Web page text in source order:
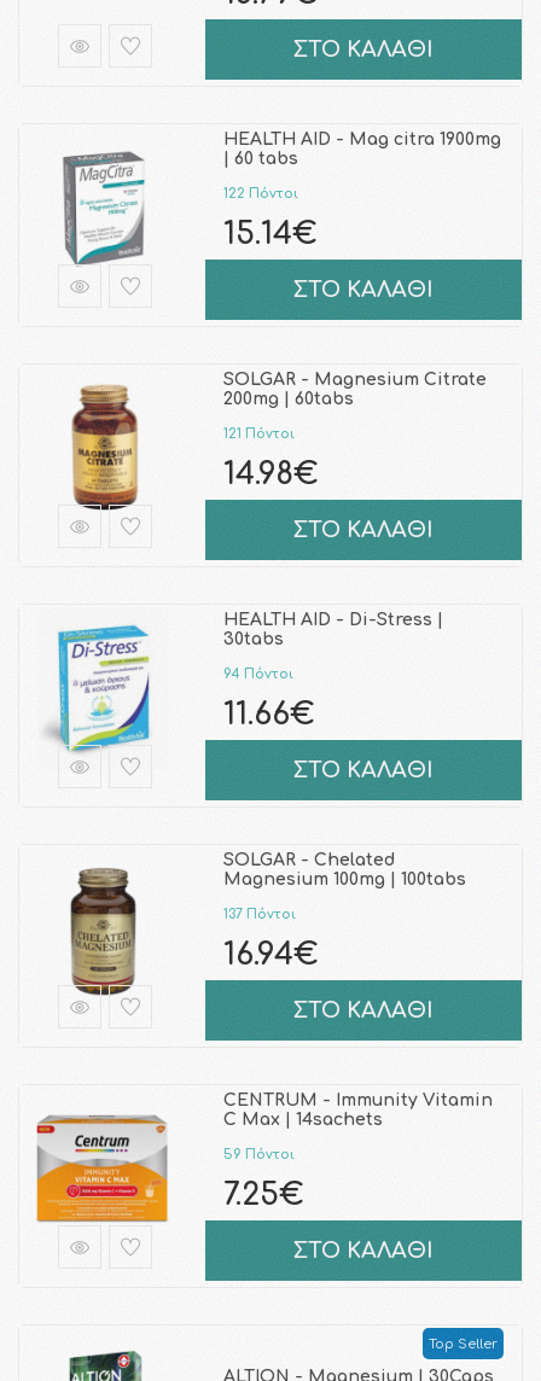
ΣΤΟ ΚΑΛΑΘΙ
HEALTH AID - Mag citra 1900mg
| 60 tabs
122 Πόντοι
15.14€
ΣΤΟ ΚΑΛΑΘΙ
SOLGAR - Magnesium Citrate
200mg | 60tabs
121 Πόντοι
14.98€
ΣΤΟ ΚΑΛΑΘΙ
HEALTH AID - Di-Stress |
30tabs
94 Πόντοι
11.66€
ΣΤΟ ΚΑΛΑΘΙ
SOLGAR - Chelated
Magnesium 100mg | 100tabs
137 Πόντοι
16.94€
ΣΤΟ ΚΑΛΑΘΙ
CENTRUM - Immunity Vitamin
C Max | 14sachets
59 Πόντοι
7.25€
ΣΤΟ ΚΑΛΑΘΙ
Top Seller
ALTION - Magnesium | 30Caps